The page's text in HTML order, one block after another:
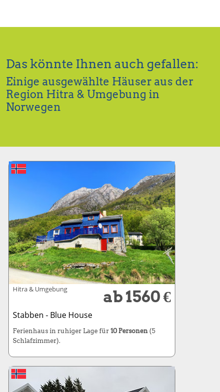
Das könnte Ihnen auch gefallen:
Einige ausgewählte Häuser aus der
Region Hitra & Umgebung in
Norwegen
Hitra & Umgebung ab 1560 €
Stabben - Blue House
Ferienhaus in ruhiger Lage für 10 Personen(5
Schlafzimmer).